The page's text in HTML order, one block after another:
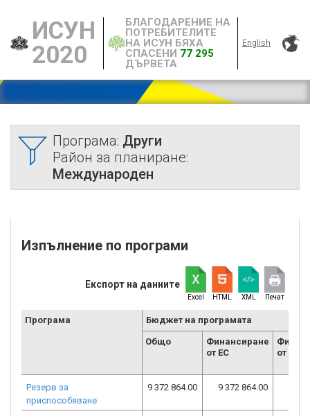
ИСУН
2020
БЛАГОДАРЕНИЕ НА
ПОТРЕБИТЕЛИТЕ
НА ИСУН БЯХА
СПАСЕНИ 77 295
ДЪРВЕТА
English
Програма: Други
Район за планиране:
Международен
Изпълнение по програми
Експорт на данните
Excel HTML XML Печат
Програма Бюджет на програмата
Общо
Финансиране
от ЕС
от НФ
Резерв за
приспособяване
9 372 864.00 9 372 864.00